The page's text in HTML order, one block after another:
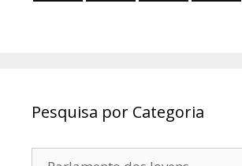
Pesquisa por Categoria